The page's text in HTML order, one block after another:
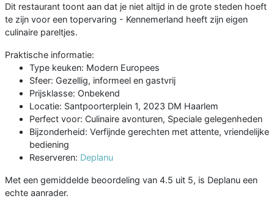
Dit restaurant toont aan dat je niet altijd in de grote steden hoeft
te zijn voor een topervaring - Kennemerland heeft zijn eigen
culinaire pareltjes.
Praktische informatie:
Type keuken: Modern Europees
Sfeer: Gezellig, informeel en gastvrij
Prijsklasse: Onbekend
Locatie: Santpoorterplein 1, 2023 DM Haarlem
Perfect voor: Culinaire avonturen, Speciale gelegenheden
Bijzonderheid: Verfijnde gerechten met attente, vriendelijke
bediening
Reserveren: Deplanu
Met een gemiddelde beoordeling van 4.5 uit 5, is Deplanu een
echte aanrader.